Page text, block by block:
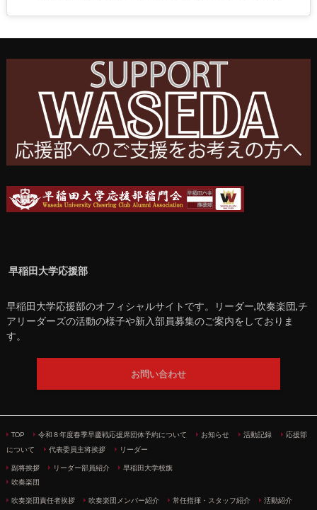
早稲田大学応援部
早稲田大学応援部のオフィシャルサイトです。リーダー,吹奏楽団,チ
アリーダーズの活動の様子や新入部員募集のご案内をしておりま
す。
お問い合わせ
TOP 令和８年度春季早慶戦応援席団体予約について お知らせ 活動記録
応援部
について
代表委員主将挨拶 リーダー
副将挨拶 リーダー部員紹介
早稲田大学校旗
吹奏楽団
吹奏楽団責任者挨拶 吹奏楽団メンバー紹介 常任指揮・スタッフ紹介 活動紹介